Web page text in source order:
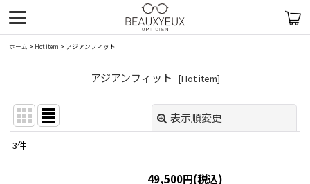
ホーム > Hot item > アジアンフィット
アジアンフィット [Hot item]
表示順変更
3件
49,500円(税込)